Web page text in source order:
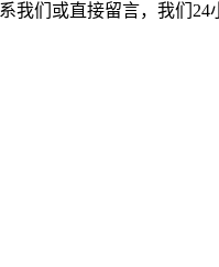
我们或直接留言，我们24